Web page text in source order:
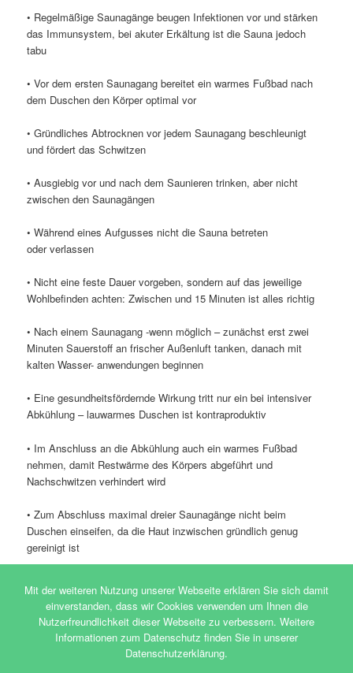
• Regelmäßige Saunagänge beugen Infektionen vor und stärken
das Immunsystem, bei akuter Erkältung ist die Sauna jedoch
tabu
• Vor dem ersten Saunagang bereitet ein warmes Fußbad nach
dem Duschen den Körper optimal vor
• Gründliches Abtrocknen vor jedem Saunagang beschleunigt
und fördert das Schwitzen
• Ausgiebig vor und nach dem Saunieren trinken, aber nicht
zwischen den Saunagängen
• Während eines Aufgusses nicht die Sauna betreten
oder verlassen
• Nicht eine feste Dauer vorgeben, sondern auf das jeweilige
Wohlbefinden achten: Zwischen und 15 Minuten ist alles richtig
• Nach einem Saunagang -wenn möglich – zunächst erst zwei
Minuten Sauerstoff an frischer Außenluft tanken, danach mit
kalten Wasser- anwendungen beginnen
• Eine gesundheitsfördernde Wirkung tritt nur ein bei intensiver
Abkühlung – lauwarmes Duschen ist kontraproduktiv
• Im Anschluss an die Abkühlung auch ein warmes Fußbad
nehmen, damit Restwärme des Körpers abgeführt und
Nachschwitzen verhindert wird
• Zum Abschluss maximal dreier Saunagänge nicht beim
Duschen einseifen, da die Haut inzwischen gründlich genug
gereinigt ist
Setze ein Lesezeichen für denPermalink.
Mit Stolz präsentiert von WordPress
Mit der weiteren Nutzung unserer Webseite erklären Sie sich damit
einverstanden, dass wir Cookies verwenden um Ihnen die
Nutzerfreundlichkeit dieser Webseite zu verbessern. Weitere
Informationen zum Datenschutz finden Sie in unserer
Datenschutzerklärung.